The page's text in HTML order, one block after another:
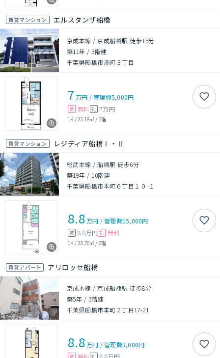
賃貸マンション エルスタンザ船橋
京成本線 / 京成船橋駅 徒歩13分
築11年 / 3階建
千葉県船橋市湊町３丁目
7 万円 /管理費5,000円
敷 無料 礼 7万円
1K / 23.18㎡ / 3階
賃貸マンション レジディア船橋Ⅰ・Ⅱ
総武本線 / 船橋駅 徒歩6分
築19年 / 10階建
千葉県船橋市本町６丁目１０-１
8.8万円 /管理費15,000円
敷 8.8万円 礼 無料
1K / 23.76㎡ / 6階
賃貸アパート アリロッセ船橋
京成本線 / 京成船橋駅 徒歩8分
築5年 / 3階建
千葉県船橋市本町２丁目17-21
8.8万円 /管理費3,000円
敷 無料 礼 8.8万円